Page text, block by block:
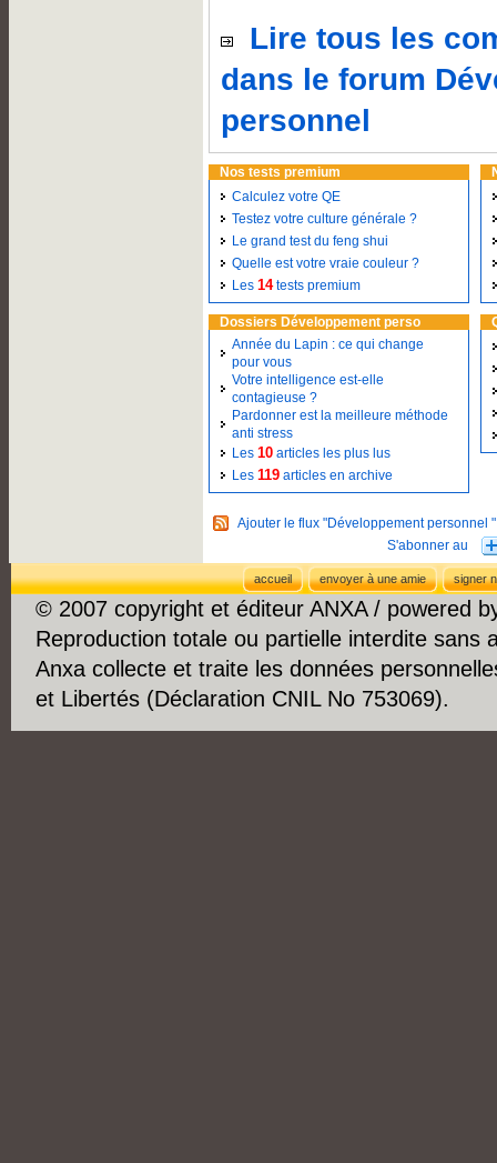
Lire tous les
dans le forum
personnel
Nos tests premium
Calculez votre QE
Testez votre culture générale ?
Le grand test du feng shui
Quelle est votre vraie couleur ?
Les 14tests premium
Dossiers Développement perso
Année du Lapin : ce qui change
pour vous
Votre intelligence est-elle
contagieuse ?
Pardonner est la meilleure méthode
anti stress
Les 10 articles les plus lus
Les 119 articles en archive
Ajouter le flux "Développement personnel "
accueil envoyer à une amie signer
© 2007 copyright et éditeur ANXA / powered
Reproduction totale ou partielle interdite sans
Anxa collecte et traite les données
et Libertés (Déclaration CNIL No 753069).